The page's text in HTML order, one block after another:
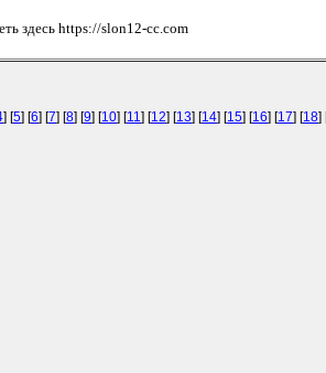
здесь https://slon12-cc.com
] [5] [6] [7] [8] [9] [10] [11] [12] [13] [14] [15] [16] [17] [18]